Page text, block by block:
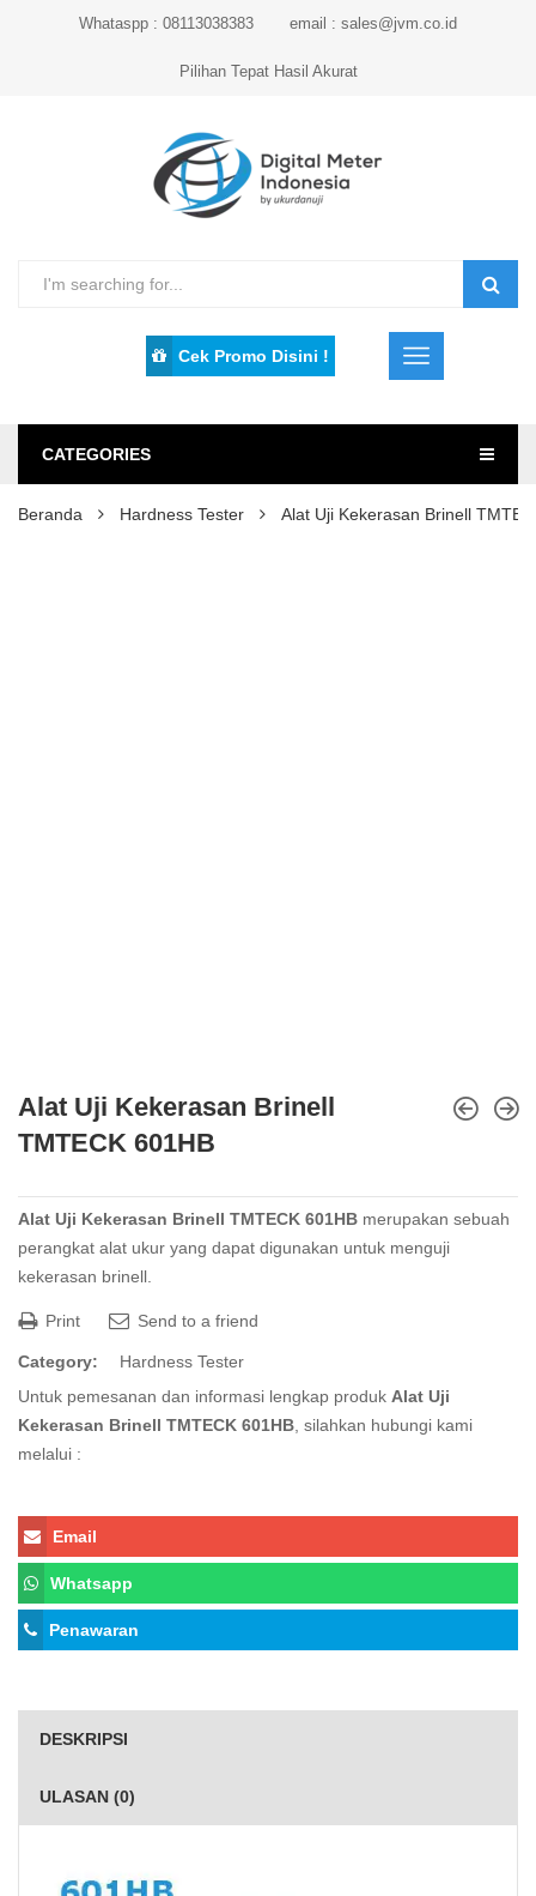
Whataspp : 08113038383 email : sales@jvm.co.id
Pilihan Tepat Hasil Akurat
Cek Promo Disini !
CATEGORIES
Beranda Hardness Tester Alat Uji Kekerasan Brinell
Alat Uji Kekerasan Brinell
TMTECK 601HB
Alat Uji Kekerasan Brinell TMTECK 601HB merupakan sebuah
perangkat alat ukur yang dapat digunakan untuk menguji
kekerasan brinell.
Print Send to a friend
Category:
Hardness Tester
Untuk pemesanan dan informasi lengkap produk Alat Uji
Kekerasan Brinell TMTECK 601HB , silahkan hubungi kami
melalui :
Email
Whatsapp
Penawaran
DESKRIPSI
ULASAN (0)